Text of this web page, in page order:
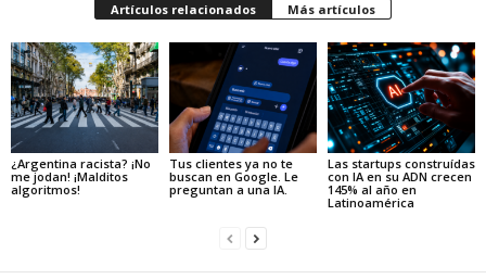
Artículos relacionados Más artículos
¿Argentina racista? ¡No
me jodan! ¡Malditos
algoritmos!
Tus clientes ya no te
buscan en Google. Le
preguntan a una IA.
Las startups construídas
con IA en su ADN crecen
145% al año en
Latinoamérica